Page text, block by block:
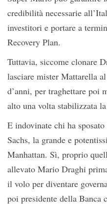
credibilità necessarie
investitori e portare a
Recovery Plan.
Tuttavia, siccome clonare
lasciare mister Mattarella
d’anni, per traghettare poi
alto una volta stabilizzata
E indovinate chi ha
Sachs, la grande e
Manhattan. Sì, proprio
allevato Mario Draghi
il volo per diventare
poi presidente della Banca